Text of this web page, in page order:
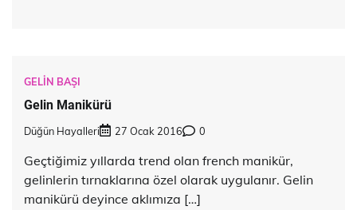
GELIN BAŞI
Gelin Manikürü
Düğün Hayalleri 27 Ocak 2016 0
Geçtiğimiz yıllarda trend olan french manikür,
gelinlerin tırnaklarına özel olarak uygulanır. Gelin
manikürü deyince aklımıza […]